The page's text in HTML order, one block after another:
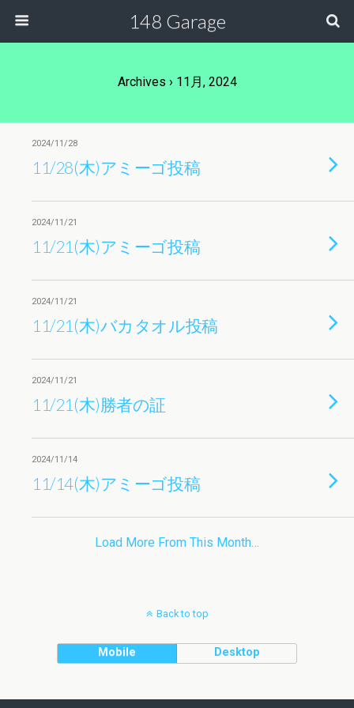
148 Garage
Archives › 11月, 2024
2024/11/28
11/28(木)アミーゴ投稿
2024/11/21
11/21(木)アミーゴ投稿
2024/11/21
11/21(木)バカタオル投稿
2024/11/21
11/21(木)勝者の証
2024/11/14
11/14(木)アミーゴ投稿
Load More From This Month…
Back to top
Mobile Desktop